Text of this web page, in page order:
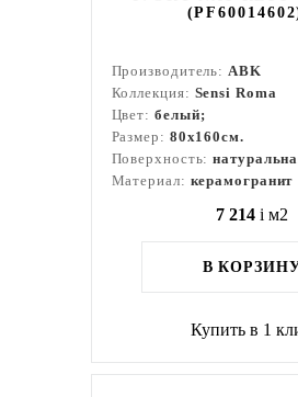
Производитель:ABK
Коллекция: Sensi Roma
Цвет: белый;
Размер: 80x160см.
Поверхность:
Материал: керамогранит
7 214 i м2
В
Купить в 1